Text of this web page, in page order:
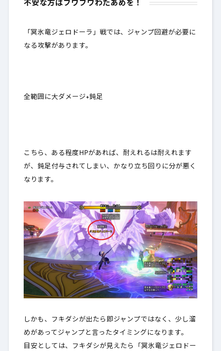
不安な方はフワフワわたあめを！
「冥氷竜ジェロドーラ」戦では、 ジャンプ回避が必要に
なる攻撃があります。
全範囲に大ダメージ+鈍足
こちら、ある程度HPがあれば、耐えれるは耐えれます
が、 鈍足付与されてしまい、かなり立ち回りに分が悪く
なります。
しかも、フキダシが出たら即ジャンプではなく、少し溜
めがあってジャンプと言ったタイミングになります。
目安としては、フキダシが見えたら「冥氷竜ジェロドー